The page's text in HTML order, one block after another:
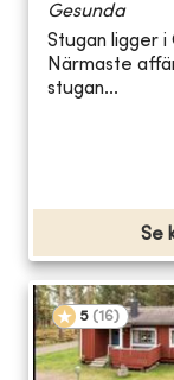
Gesunda
Stugan ligger i
Närmaste
stugan...
Se
5 (16)